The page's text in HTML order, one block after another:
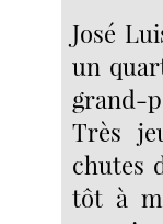
José
un
grand-
Très
chutes
tôt à